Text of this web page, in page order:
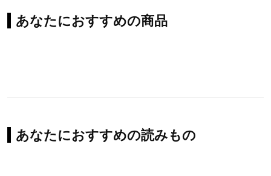
あなたにおすすめの商品
あなたにおすすめの読みもの